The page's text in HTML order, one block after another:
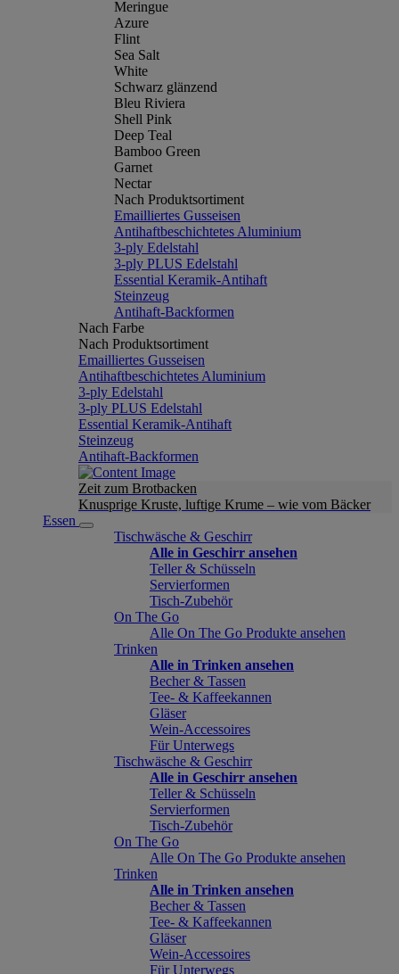
Meringue
Azure
Flint
Sea Salt
White
Schwarz glänzend
Bleu Riviera
Shell Pink
Deep Teal
Bamboo Green
Garnet
Nectar
Nach Produktsortiment
Emailliertes Gusseisen
Antihaftbeschichtetes Aluminium
3-ply Edelstahl
3-ply PLUS Edelstahl
Essential Keramik-Antihaft
Steinzeug
Antihaft-Backformen
Nach Farbe
Nach Produktsortiment
Emailliertes Gusseisen
Antihaftbeschichtetes Aluminium
3-ply Edelstahl
3-ply PLUS Edelstahl
Essential Keramik-Antihaft
Steinzeug
Antihaft-Backformen
Zeit zum Brotbacken
Knusprige Kruste, luftige Krume – wie vom Bäcker
Essen
Tischwäsche & Geschirr
Alle in Geschirr ansehen
Teller & Schüsseln
Servierformen
Tisch-Zubehör
On The Go
Alle On The Go Produkte ansehen
Trinken
Alle in Trinken ansehen
Becher & Tassen
Tee- & Kaffeekannen
Gläser
Wein-Accessoires
Für Unterwegs
Tischwäsche & Geschirr
Alle in Geschirr ansehen
Teller & Schüsseln
Servierformen
Tisch-Zubehör
On The Go
Alle On The Go Produkte ansehen
Trinken
Alle in Trinken ansehen
Becher & Tassen
Tee- & Kaffeekannen
Gläser
Wein-Accessoires
Für Unterwegs